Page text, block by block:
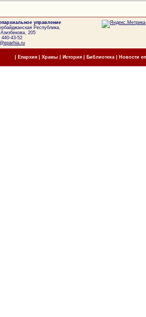
управление
Республика,
205
440-43-52
Епархия| Храмы История| Библиотека Новости